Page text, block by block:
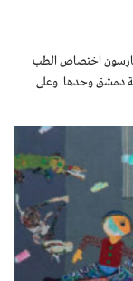
يمارسون اختصاص الطب
كامل البلاد، 15 منهم في مدينة دمشق وحدها. وعلى